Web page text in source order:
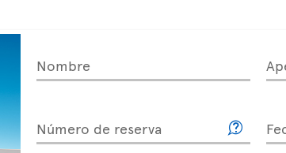
Nombre
Número de reserva